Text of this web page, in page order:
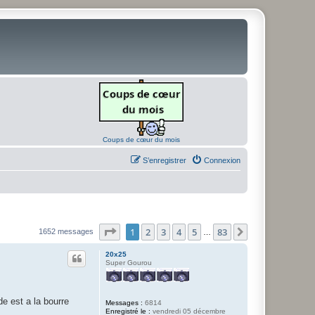
Coups de cœur du mois
Connexion
S’enregistrer
1652 messages Page sur83
1 2 3 4 5 83
20x25
Super Gourou
Messages : 6814
Enregistré le : vendredi 05 décembre
est a la bourre